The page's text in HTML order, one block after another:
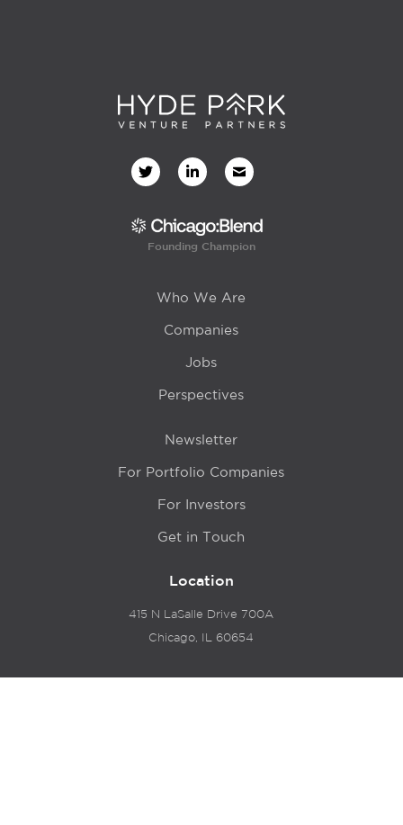
Founding Champion
Who We Are
Companies
Jobs
Perspectives
Newsletter
For Portfolio Companies
For Investors
Get in Touch
Location
415 N LaSalle Drive 700A
Chicago, IL 60654